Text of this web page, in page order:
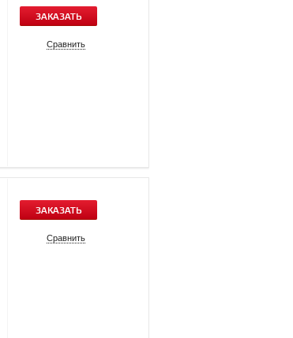
ЗАКАЗАТЬ
Сравнить
ЗАКАЗАТЬ
Сравнить